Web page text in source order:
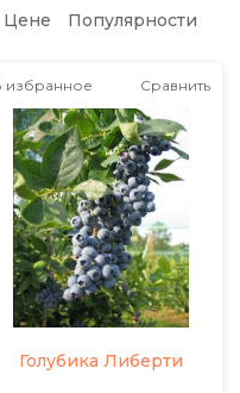
Цене Популярности
избранное Сравнить
Голубика Либерти